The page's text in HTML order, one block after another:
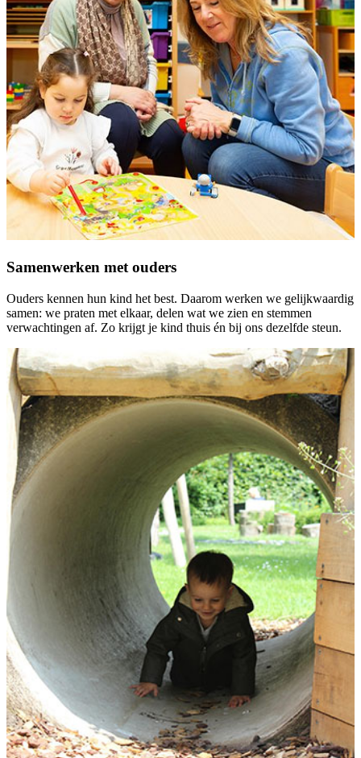
Samenwerken met ouders
Ouders kennen hun kind het best. Daarom werken we gelijkwaardig
samen: we praten met elkaar, delen wat we zien en stemmen
verwachtingen af. Zo krijgt je kind thuis én bij ons dezelfde steun.